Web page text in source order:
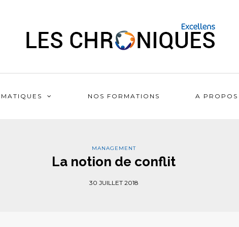
NOS FORMATIONS A PROPOS
MANAGEMENT
La notion de conflit
30 JUILLET 2018